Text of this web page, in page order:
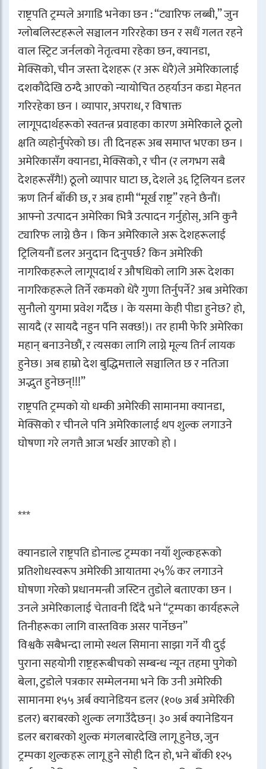
राष्ट्रपति ट्रम्पले अगाडि भनेका छन : “ट्यारिफ लब्बी,” जुन
ग्लोबलिस्टहरूले सञ्चालन गरिरहेका छन र सधैं गलत रहने
वाल स्ट्रिट जर्नलको नेतृत्वमा रहेका छन, क्यानडा,
मेक्सिको, चीन जस्ता देशहरू (र अरू धेरै)ले अमेरिकालाई
दशकौंदेखि ठग्दै आएको न्यायोचित ठहर्याउन कडा मेहनत
गरिरहेका छन । व्यापार, अपराध, र विषाक्त
लागूपदार्थहरूको स्वतन्त्र प्रवाहका कारण अमेरिकाले ठूलो
क्षति व्यहोर्नुपरेको छ। ती दिनहरू अब समाप्त भएका छन ।
अमेरिकासँग क्यानडा, मेक्सिको, र चीन (र लगभग सबै
देशहरूसँगै!) ठूलो व्यापार घाटा छ, देशले ३६ ट्रिलियन डलर
ऋण तिर्न बाँकी छ, र अब हामी “मूर्ख राष्ट्र” रहने छैनौं।
आफ्नो उत्पादन अमेरिका भित्रै उत्पादन गर्नुहोस्, अनि कुनै
ट्यारिफ लाग्ने छैन । किन अमेरिकाले अरू देशहरूलाई
ट्रिलियनौं डलर अनुदान दिनुपर्छ? किन अमेरिकी
नागरिकहरूले लागूपदार्थ र औषधिको लागि अरू देशका
नागरिकहरूले तिर्ने रकमको धेरै गुणा तिर्नुपर्ने? अब अमेरिका
सुनौलो युगमा प्रवेश गर्दैछ । के यसमा केही पीडा हुनेछ? हो,
सायदै (र सायदै नहुन पनि सक्छ!)। तर हामी फेरि अमेरिका
महान् बनाउनेछौं, र त्यसका लागि लाग्ने मूल्य तिर्न लायक
हुनेछ। अब हाम्रो देश बुद्धिमत्ताले सञ्चालित छ र नतिजा
अद्भुत हुनेछन्!!!”
राष्ट्रपति ट्रम्पको यो धम्की अमेरिकी सामानमा क्यानडा,
मेक्सिको र चीनले पनि अमेरिकालाई थप शुल्क लगाउने
घोषणा गरे लगत्तै आज भर्खर आएको हो ।
***
क्यानडाले राष्ट्रपति डोनाल्ड ट्रम्पका नयाँ शुल्कहरूको
प्रतिशोधस्वरूप अमेरिकी आयातमा २५% कर लगाउने
घोषणा गरेको प्रधानमन्त्री जस्टिन तुडोले बताएका छन ।
उनले अमेरिकालाई चेतावनी दिँदै भने “ट्रम्पका कार्यहरूले
तिनीहरूका लागि वास्तविक असर पार्नेछन”
विश्वकै सबैभन्दा लामो स्थल सिमाना साझा गर्ने यी दुई
पुराना सहयोगी राष्ट्रहरूबीचको सम्बन्ध न्यून तहमा पुगेको
बेला, टुडोले पत्रकार सम्मेलनमा भने कि उनी अमेरिकी
सामानमा १५५ अर्ब क्यानेडियन डलर (१०७ अर्ब अमेरिकी
डलर) बराबरको शुल्क लगाउँदैछन्। ३० अर्ब क्यानेडियन
डलर बराबरको शुल्क मंगलबारदेखि लागू हुनेछ, जुन
ट्रम्पका शुल्कहरू लागू हुने सोही दिन हो, भने बाँकी १२५